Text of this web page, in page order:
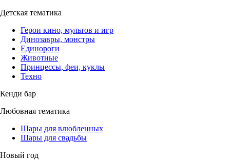
Детская тематика
Герои кино, мультов и игр
Динозавры, монстры
Единороги
Животные
Принцессы, феи, куклы
Техно
Кенди бар
Любовная тематика
Шары для влюбленных
Шары для свадьбы
Новый год